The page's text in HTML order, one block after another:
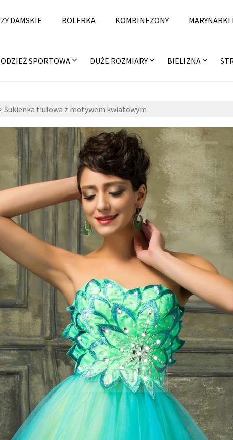
DAMSKIE BOLERKA KOMBINEZONY
ODZIEŻ SPORTOWA DUŻE ROZMIARY BIELIZNA
Sukienka tiulowa z motywem kwiatowym
9